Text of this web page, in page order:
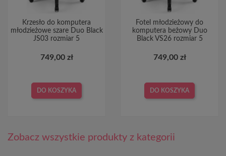
Krzesło do komputera
młodzieżowe szare Duo Black
JS03 rozmiar 5
749,00 zł
DO KOSZYKA
Fotel młodzieżowy do
komputera beżowy Duo
Black VS26 rozmiar 5
749,00 zł
DO KOSZYKA
Zobacz wszystkie produkty z kategorii